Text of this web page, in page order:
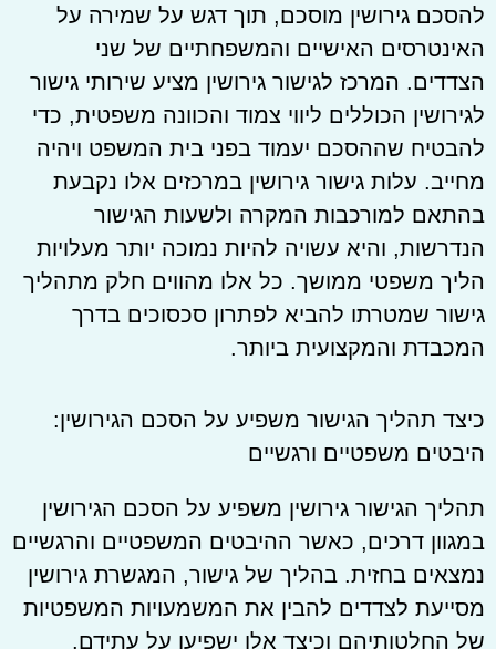
להסכם גירושין מוסכם, תוך דגש על שמירה על
האינטרסים האישיים והמשפחתיים של שני
הצדדים. המרכז לגישור גירושין מציע שירותי גישור
לגירושין הכוללים ליווי צמוד והכוונה משפטית, כדי
להבטיח שההסכם יעמוד בפני בית המשפט ויהיה
מחייב. עלות גישור גירושין במרכזים אלו נקבעת
בהתאם למורכבות המקרה ולשעות הגישור
הנדרשות, והיא עשויה להיות נמוכה יותר מעלויות
הליך משפטי ממושך. כל אלו מהווים חלק מתהליך
גישור שמטרתו להביא לפתרון סכסוכים בדרך
המכבדת והמקצועית ביותר.
כיצד תהליך הגישור משפיע על הסכם הגירושין:
היבטים משפטיים ורגשיים
תהליך הגישור גירושין משפיע על הסכם הגירושין
במגוון דרכים, כאשר ההיבטים המשפטיים והרגשיים
נמצאים בחזית. בהליך של גישור, המגשרת גירושין
מסייעת לצדדים להבין את המשמעויות המשפטיות
של החלטותיהם וכיצד אלו ישפיעו על עתידם.